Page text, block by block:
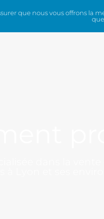
que nous vous offrons la